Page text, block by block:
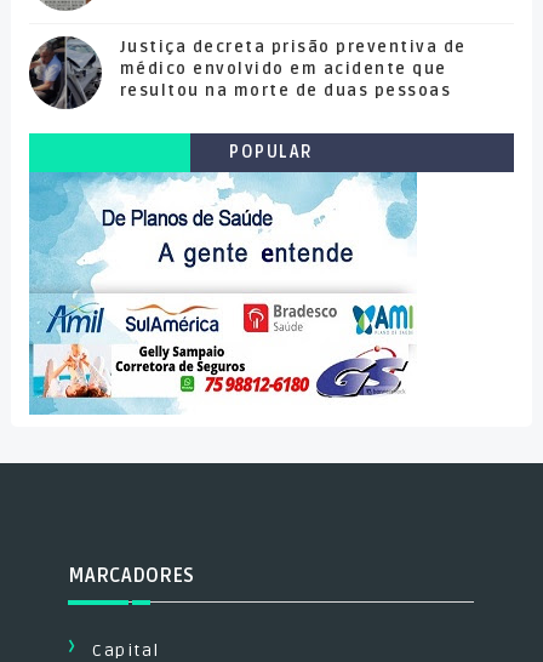
Justiça decreta prisão preventiva de
médico envolvido em acidente que
resultou na morte de duas pessoas
POPULAR
MARCADORES
Capital